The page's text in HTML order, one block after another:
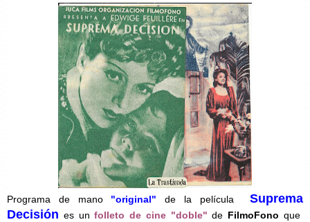
Programa de mano "original" de la película Suprema
Decisión es unfolleto de cine "doble"de FilmoFono que